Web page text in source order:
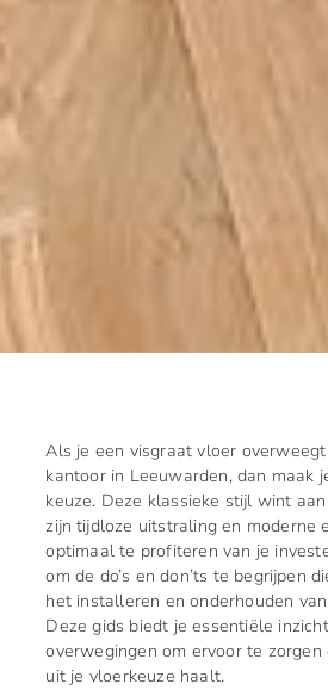
Als je een visgraat vloer
kantoor in Leeuwarden, dan maak
keuze. Deze klassieke stijl wint
zijn tijdloze uitstraling en moderne
optimaal te profiteren van je
om de do’s en don’ts te begrijpen
het installeren en onderhouden
Deze gids biedt je essentiële
overwegingen om ervoor te
uit je vloerkeuze haalt.